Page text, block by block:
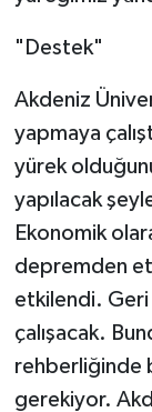
"Destek"
Akdeniz
yapmaya
yürek
yapılacak
Ekonomik
depremden
etkilendi. Geri
çalışacak.
rehberliğinde
gerekiyor.